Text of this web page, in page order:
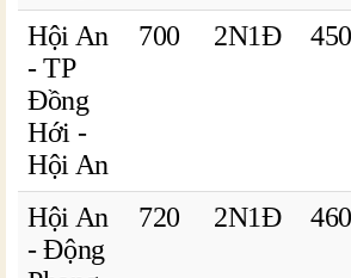
Hội An
- TP
Đồng
Hới -
Hội An
700 2N1Đ
Hội An
- Động
720 2N1Đ